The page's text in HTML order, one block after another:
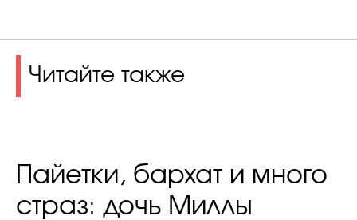
Читайте также
Пайетки, бархат и много
страз: дочь Миллы